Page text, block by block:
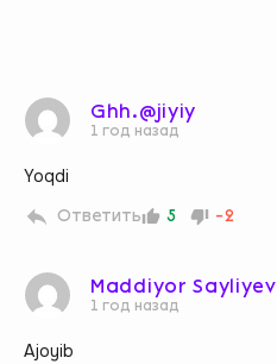
Ghh.@jiyiy
1 год назад
Yoqdi
5 -2
Ответить
Maddiyor Sayliyev
1 год назад
Ajoyib